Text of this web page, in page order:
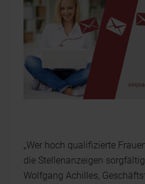
„Wer hoch qualifizierte
die Stellenanzeigen
Wolfgang Achilles,